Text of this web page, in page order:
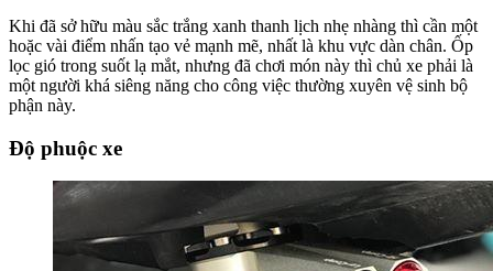
Khi đã sở hữu màu sắc trắng xanh thanh lịch nhẹ nhàng thì cần một
hoặc vài điểm nhấn tạo vẻ mạnh mẽ, nhất là khu vực dàn chân. Ốp
lọc gió trong suốt lạ mắt, nhưng đã chơi món này thì chủ xe phải là
một người khá siêng năng cho công việc thường xuyên vệ sinh bộ
phận này.
Độ phuộc xe